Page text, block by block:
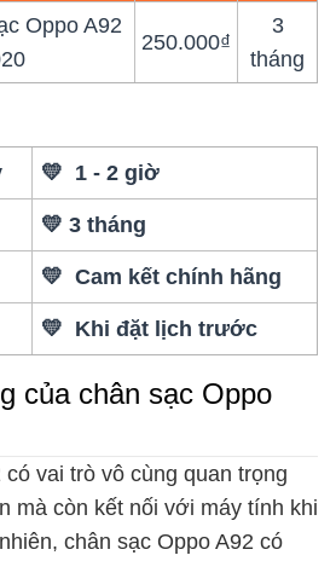
Oppo A92
250.000₫
3
tháng
💛 1 - 2 giờ
💛 3 tháng
💛 Cam kết chính hãng
💛 Khi đặt lịch trước
của chân sạc Oppo
vai trò vô cùng quan trọng
mà còn kết nối với máy tính khi
chân sạc Oppo A92 có